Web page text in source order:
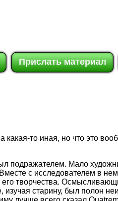
Прислать материал
какая-то иная, но что это
подражателем. Мало
с исследователем в
творчества.
старину, был полон